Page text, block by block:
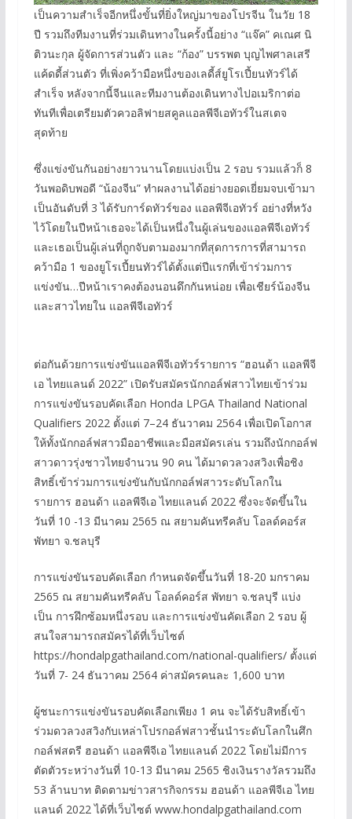
เป็นความสำเร็จอีกหนึ่งขั้นที่ยิ่งใหญ่มาของโปรจีน ในวัย 18
ปี รวมถึงทีมงานที่ร่วมเดินทางในครั้งนี้อย่าง “แจ๊ค” คเณศ นิ
ติวนะกุล ผู้จัดการส่วนตัว และ “ก้อง” บรรพต บุญไพศาลเสรี
แค้ดดี้ส่วนตัว ที่เพิ่งคว้ามือหนึ่งของเลดี้ส์ยูโรเปี้ยนทัวร์ได้
สำเร็จ หลังจากนี้จีนและทีมงานต้องเดินทางไปอเมริกาต่อ
ทันทีเพื่อเตรียมตัวควอลิฟายสคูลแอลพีจีเอทัวร์ในสเตจ
สุดท้าย
ซึ่งแข่งขันกันอย่างยาวนานโดยแบ่งเป็น 2 รอบ รวมแล้วก็ 8
วันพอดิบพอดี “น้องจีน” ทำผลงานได้อย่างยอดเยี่ยมจบเข้ามา
เป็นอันดับที่ 3 ได้รับการ์ดทัวร์ของ แอลพีจีเอทัวร์ อย่างที่หวัง
ไว้โดยในปีหน้าเธอจะได้เป็นหนึ่งในผู้เล่นของแอลพีจีเอทัวร์
และเธอเป็นผู้เล่นที่ถูกจับตามองมากที่สุดการการที่สามารถ
คว้ามือ 1 ของยูโรเปี้ยนทัวร์ได้ตั้งแต่ปีแรกที่เข้าร่วมการ
แข่งขัน…ปีหน้าเราคงต้องนอนดึกกันหน่อย เพื่อเชียร์น้องจีน
และสาวไทยใน แอลพีจีเอทัวร์
ต่อกันด้วยการแข่งขันแอลพีจีเอทัวร์รายการ “ฮอนด้า แอลพีจี
เอ ไทยแลนด์ 2022” เปิดรับสมัครนักกอล์ฟสาวไทยเข้าร่วม
การแข่งขันรอบคัดเลือก Honda LPGA Thailand National
Qualifiers 2022 ตั้งแต่ 7–24 ธันวาคม 2564 เพื่อเปิดโอกาส
ให้ทั้งนักกอล์ฟสาวมืออาชีพและมือสมัครเล่น รวมถึงนักกอล์ฟ
สาวดาวรุ่งชาวไทยจำนวน 90 คน ได้มาดวลวงสวิงเพื่อชิง
สิทธิ์เข้าร่วมการแข่งขันกับนักกอล์ฟสาวระดับโลกใน
รายการ ฮอนด้า แอลพีจีเอ ไทยแลนด์ 2022 ซึ่งจะจัดขึ้นใน
วันที่ 10 -13 มีนาคม 2565 ณ สยามคันทรีคลับ โอลด์คอร์ส
พัทยา จ.ชลบุรี
การแข่งขันรอบคัดเลือก กำหนดจัดขึ้นวันที่ 18-20 มกราคม
2565 ณ สยามคันทรีคลับ โอลด์คอร์ส พัทยา จ.ชลบุรี แบ่ง
เป็น การฝึกซ้อมหนึ่งรอบ และการแข่งขันคัดเลือก 2 รอบ ผู้
สนใจสามารถสมัครได้ที่เว็บไซต์
https://hondalpgathailand.com/national-qualifiers/ ตั้งแต่
วันที่ 7- 24 ธันวาคม 2564 ค่าสมัครคนละ 1,600 บาท
ผู้ชนะการแข่งขันรอบคัดเลือกเพียง 1 คน จะได้รับสิทธิ์เข้า
ร่วมดวลวงสวิงกับเหล่าโปรกอล์ฟสาวชั้นนำระดับโลกในศึก
กอล์ฟสตรี ฮอนด้า แอลพีจีเอ ไทยแลนด์ 2022 โดยไม่มีการ
ตัดตัวระหว่างวันที่ 10-13 มีนาคม 2565 ชิงเงินรางวัลรวมถึง
53 ล้านบาท ติดตามข่าวสารกิจกรรม ฮอนด้า แอลพีจีเอ ไทย
แลนด์ 2022 ได้ที่เว็บไซต์ www.hondalpgathailand.com